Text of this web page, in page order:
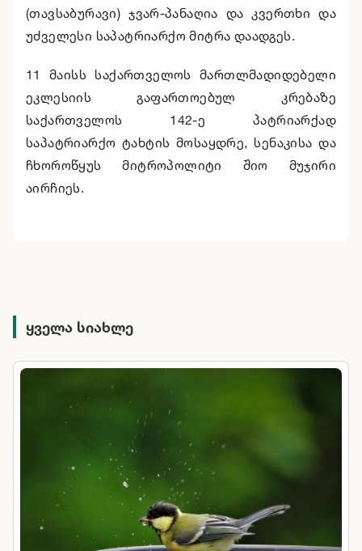
(თავსაბურავი) ჯვარ-პანაღია და კვერთხი და
უძველესი საპატრიარქო მიტრა დაადგეს.
11 მაისს საქართველოს მართლმადიდებელი
ეკლესიის გაფართოებულ კრებაზე
საქართველოს 142-ე პატრიარქად
საპატრიარქო ტახტის მოსაყდრე, სენაკისა და
ჩხოროწყუს მიტროპოლიტი შიო მუჯირი
აირჩიეს.
ყველა სიახლე